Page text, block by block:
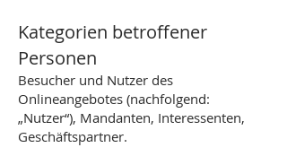
Kategorien betroffener
Personen
Besucher und Nutzer des
Onlineangebotes (nachfolgend:
„Nutzer“), Mandanten, Interessenten,
Geschäftspartner.